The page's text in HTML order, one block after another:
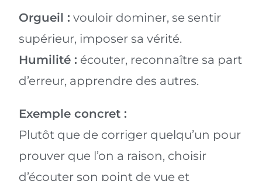
Orgueil : vouloir dominer, se sentir
supérieur, imposer sa vérité.
Humilité : écouter, reconnaître sa part
d’erreur, apprendre des autres.
Exemple concret :
Plutôt que de corriger quelqu’un pour
prouver que l’on a raison, choisir
d’écouter son point de vue et